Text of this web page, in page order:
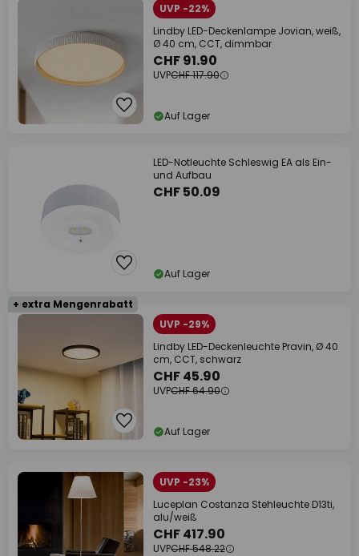
UVP -22%
Lindby LED-Deckenlampe Jovian, weiß,
Ø 40 cm, CCT, dimmbar
CHF 91.90
UVPCHF 117.90
Auf Lager
LED-Notleuchte Schleswig EA als Ein-
und Aufbau
CHF 50.09
Auf Lager
+ extra Mengenrabatt
UVP -29%
Lindby LED-Deckenleuchte Pravin, Ø 40
cm, CCT, schwarz
CHF 45.90
UVPCHF 64.90
Auf Lager
UVP -23%
Luceplan Costanza Stehleuchte D13ti,
alu/weiß
CHF 417.90
UVPCHF 548.22